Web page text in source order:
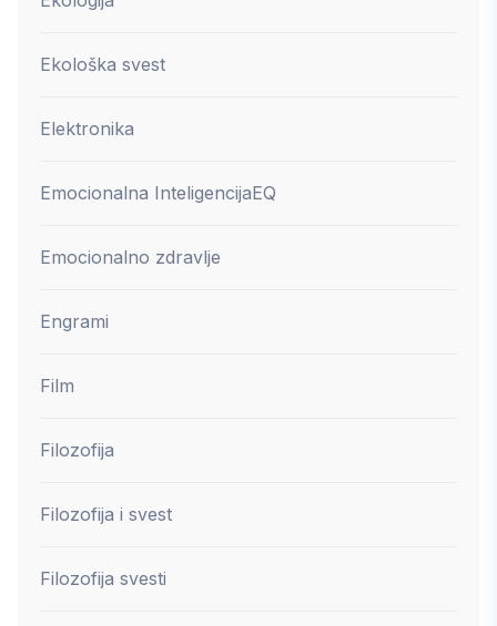
Ekološka svest
Elektronika
Emocionalna InteligencijaEQ
Emocionalno zdravlje
Engrami
Film
Filozofija
Filozofija i svest
Filozofija svesti